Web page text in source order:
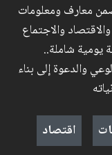
معارف ومعلومات
والاجتماع
يومية شاملة..
والدعوة إلى بناء
اقتصاد